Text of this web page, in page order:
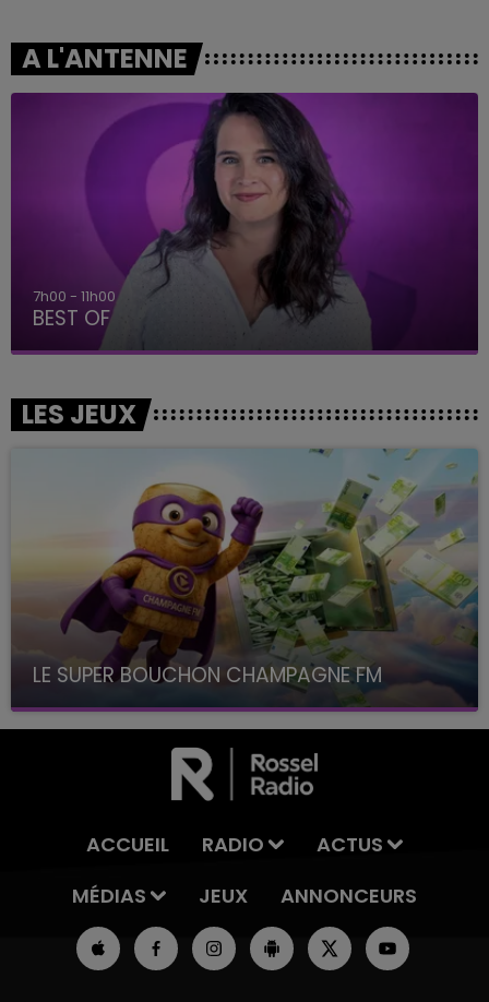
A L'ANTENNE
7h00 - 11h00
BEST OF
LES JEUX
LE SUPER BOUCHON CHAMPAGNE FM
avec La Famille Champagne FM, à 8H10
ACCUEIL RADIO
ACTUS
MÉDIAS
JEUX ANNONCEURS